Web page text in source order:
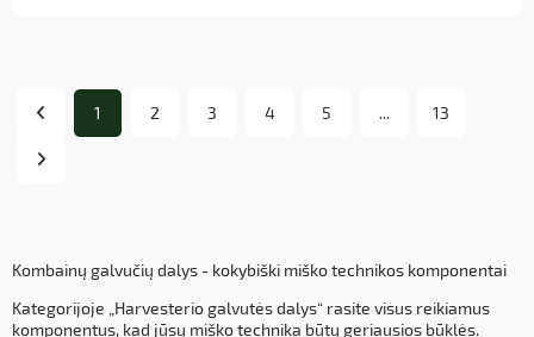
1 2 3 4 5 ... 13
Kombainų galvučių dalys - kokybiški miško technikos komponentai
Kategorijoje „Harvesterio galvutės dalys“ rasite visus reikiamus
komponentus, kad jūsų miško technika būtų geriausios būklės.